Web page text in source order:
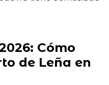
Cómo
de Leña en